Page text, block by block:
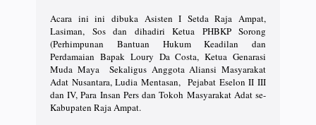
Acara ini ini dibuka Asisten I Setda Raja Ampat,
Lasiman, Sos dan dihadiri Ketua PHBKP Sorong
(Perhimpunan Bantuan Hukum Keadilan dan
Perdamaian Bapak Loury Da Costa, Ketua Genarasi
Muda Maya Sekaligus Anggota Aliansi Masyarakat
Adat Nusantara, Ludia Mentasan, Pejabat Eselon II III
dan IV, Para Insan Pers dan Tokoh Masyarakat Adat se-
Kabupaten Raja Ampat.